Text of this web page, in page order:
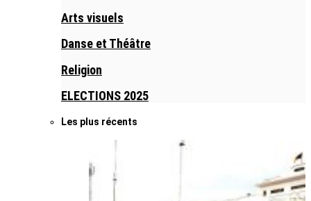
Arts visuels
Danse et Théâtre
Religion
ELECTIONS 2025
Les plus récents